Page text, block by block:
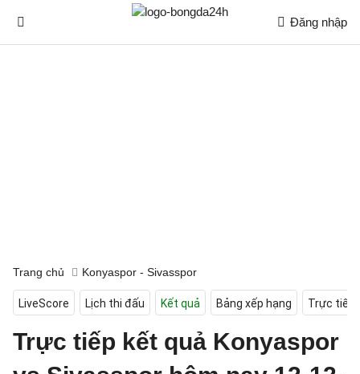
Đăng nhập
Trang chủ Konyaspor - Sivasspor
LiveScore Lịch thi đấu Kết quả Bảng xếp hạng Trực tiếp
Trực tiếp kết quả Konyaspor